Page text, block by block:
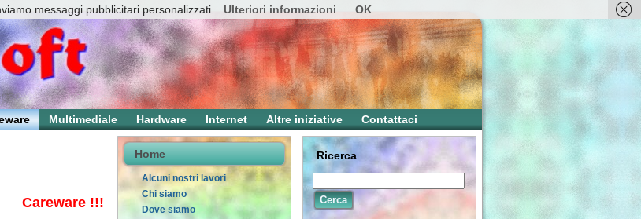
Multimediale Hardware Internet Altre iniziative Contattaci
Careware !!!
Home
Alcuni nostri lavori
Chi siamo
Dove siamo
Ricerca
messaggi pubblicitari personalizzati. Ulteriori informazioni OK